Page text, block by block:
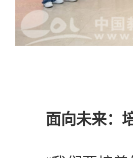
面向未来：